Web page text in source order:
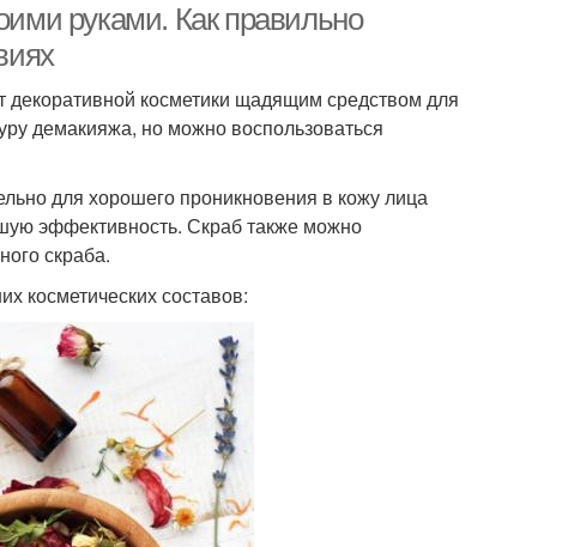
руками. Как правильно
косметики щадящим средством для
демакияжа, но можно воспользоваться
для хорошего проникновения в кожу лица
эффективность. Скраб также можно
скраба.
косметических составов: